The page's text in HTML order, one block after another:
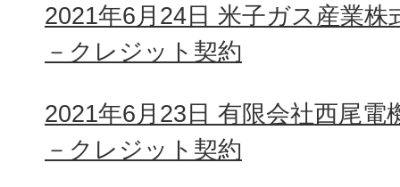
2021年6月24日 米子ガス産業株
－クレジット契約
2021年6月23日 有限会社西尾電
－クレジット契約